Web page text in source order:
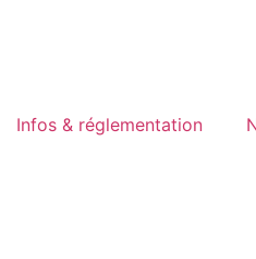
Infos & réglementation